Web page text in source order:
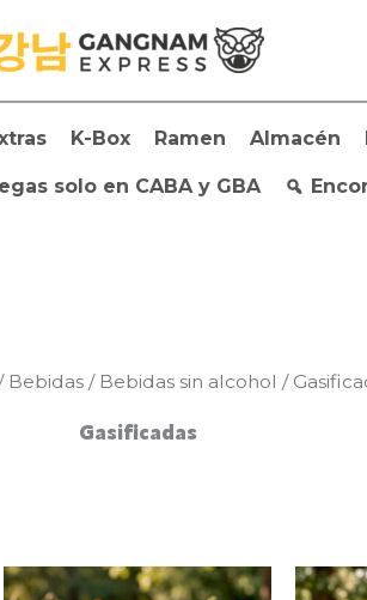
K-Box Ramen Almacén
solo en CABA y GBA
Bebidas/ Bebidas sin alcohol /
Gasificadas